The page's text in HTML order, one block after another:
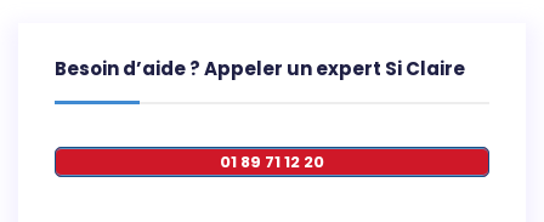
Besoin d’aide ? Appeler un expert Si Claire
01 89 71 12 20